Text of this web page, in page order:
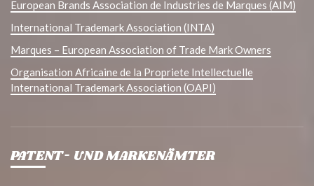
European Brands Association de Industries de Marques (AIM)
International Trademark Association (INTA)
Marques – European Association of Trade Mark Owners
Organisation Africaine de la Propriete Intellectuelle
International Trademark Association (OAPI)
PATENT- UND MARKENÄMTER